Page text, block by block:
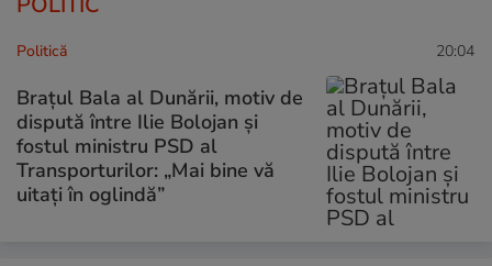
Politică 20:04
Brațul Bala al Dunării, motiv de
dispută între Ilie Bolojan și
fostul ministru PSD al
Transporturilor: „Mai bine vă
uitați în oglindă”